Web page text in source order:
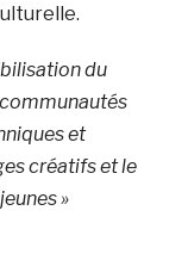
du
et
créatifs et le
»